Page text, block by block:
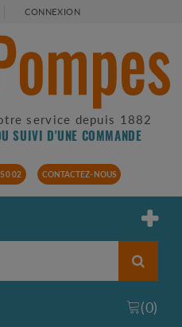
CONNEXION
service depuis 1882
SUIVI D'UNE COMMANDE
02 CONTACTEZ-NOUS
(0)